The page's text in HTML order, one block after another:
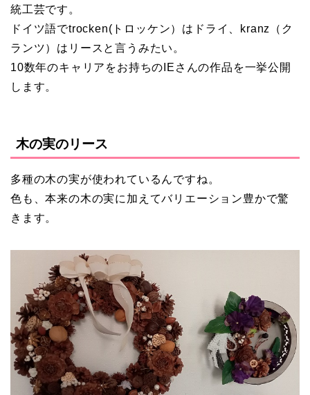
統工芸です。
ドイツ語でtrocken(トロッケン）はドライ、kranz（ク
ランツ）はリースと言うみたい。
10数年のキャリアをお持ちのIEさんの作品を一挙公開
します。
木の実のリース
多種の木の実が使われているんですね。
色も、本来の木の実に加えてバリエーション豊かで驚
きます。